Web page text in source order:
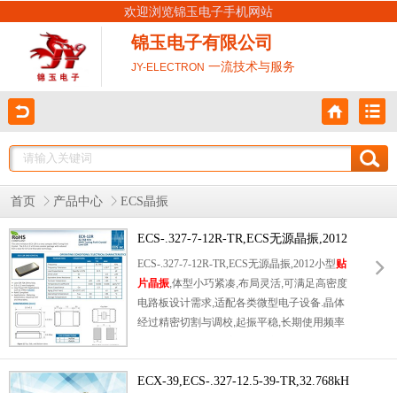
欢迎浏览锦玉电子手机网站
锦玉电子有限公司
JY-ELECTRON 一流技术与服务
首页 产品中心 ECS晶振
ECS-.327-7-12R-TR,ECS无源晶振,2012
小型贴片晶振
ECS-.327-7-12R-TR,ECS无源晶振,2012小型贴
片晶振,体型小巧紧凑,布局灵活,可满足高密度
电路板设计需求,适配各类微型电子设备.晶体
经过精密切割与调校,起振平稳,长期使用频率
性强,可匹配市面多数RTC芯片,电路调试简单.
产品耐温,防潮,抗震动,能适应日常复杂使用环
ECX-39,ECS-.327-12.5-39-TR,32.768kH